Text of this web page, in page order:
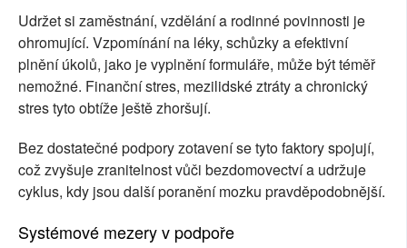
Udržet si zaměstnání, vzdělání a rodinné povinnosti je
ohromující. Vzpomínání na léky, schůzky a efektivní
plnění úkolů, jako je vyplnění formuláře, může být téměř
nemožné. Finanční stres, mezilidské ztráty a chronický
stres tyto obtíže ještě zhoršují.
Bez dostatečné podpory zotavení se tyto faktory spojují,
což zvyšuje zranitelnost vůči bezdomovectví a udržuje
cyklus, kdy jsou další poranění mozku pravděpodobnější.
Systémové mezery v podpoře